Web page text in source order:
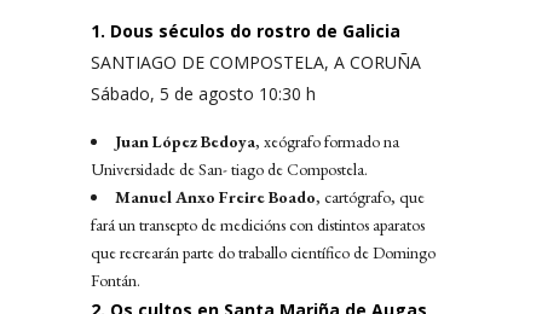
1. Dous séculos do rostro de Galicia
SANTIAGO DE COMPOSTELA, A CORUÑA
Sábado, 5 de agosto 10:30 h
Juan López Bedoya, xeógrafo formado na
Universidade de San- tiago de Compostela.
Manuel Anxo Freire Boado, cartógrafo, que
fará un transepto de medicións con distintos aparatos
que recrearán parte do traballo científico de Domingo
Fontán.